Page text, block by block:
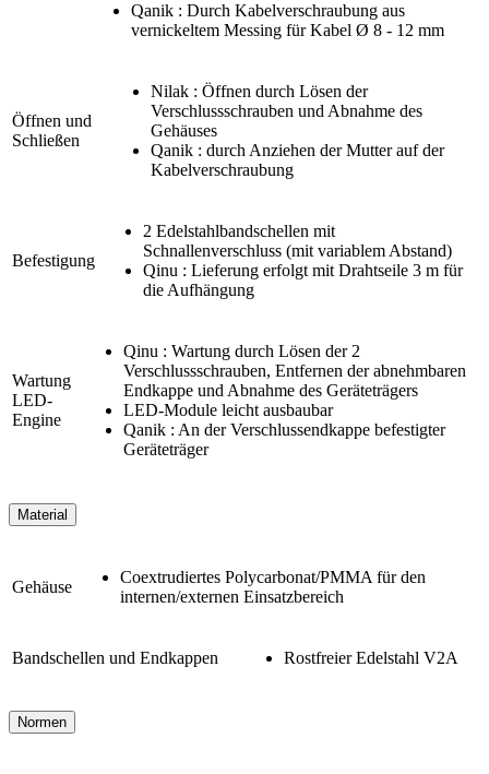
Qanik : Durch Kabelverschraubung aus
vernickeltem Messing für Kabel Ø 8 - 12 mm
Öffnen und
Schließen
Nilak : Öffnen durch Lösen der
Verschlussschrauben und Abnahme des
Gehäuses
Qanik : durch Anziehen der Mutter auf der
Kabelverschraubung
Befestigung
2 Edelstahlbandschellen mit
Schnallenverschluss (mit variablem Abstand)
Qinu : Lieferung erfolgt mit Drahtseile 3 m für
die Aufhängung
Wartung
LED-
Engine
Qinu : Wartung durch Lösen der 2
Verschlussschrauben, Entfernen der abnehmbaren
Endkappe und Abnahme des Geräteträgers
LED-Module leicht ausbaubar
Qanik : An der Verschlussendkappe befestigter
Geräteträger
Material
Gehäuse
Coextrudiertes Polycarbonat/PMMA für den
internen/externen Einsatzbereich
Bandschellen und Endkappen Rostfreier Edelstahl V2A
Normen